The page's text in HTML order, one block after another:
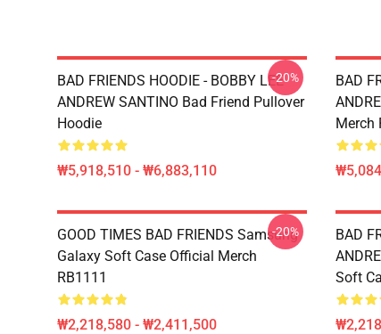
BAD FRIENDS HOODIE - BOBBY LEE
ANDREW SANTINO Bad Friend Pullover
Hoodie
₩5,918,510 - ₩6,883,110
-20%
BAD
Merch
GOOD TIMES BAD FRIENDS Samsung
Galaxy Soft Case Official Merch
RB1111
₩2,218,580 - ₩2,411,500
-20%
BAD
Soft